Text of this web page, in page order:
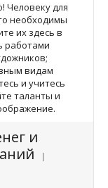
Человеку для
необходимы
их здесь в
работами
видам
и учитесь
таланты и
и